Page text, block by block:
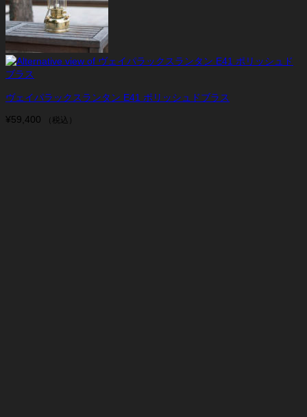
ヴェイパラックスランタン E41 ポリッシュドブラス
¥59,400 （税込）